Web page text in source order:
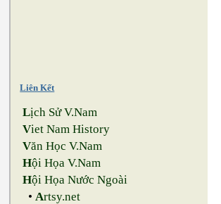
Liên Kết
Lịch Sử V.Nam
Viet Nam History
Văn Học V.Nam
Hội Họa V.Nam
Hội Họa Nước Ngoài
•Artsy.net